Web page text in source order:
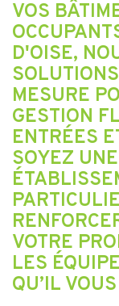
VOS
D'OISE,
MESURE
GESTION
ENTRÉES
SOYEZ
VOTRE
LES
QU’IL